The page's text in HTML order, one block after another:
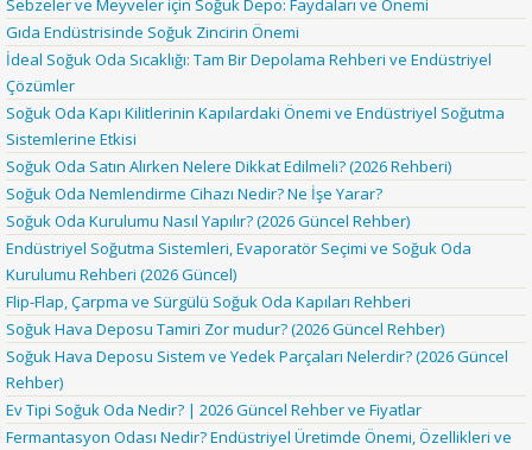
Sebzeler ve Meyveler için Soğuk Depo: Faydaları ve Önemi
Gıda Endüstrisinde Soğuk Zincirin Önemi
İdeal Soğuk Oda Sıcaklığı: Tam Bir Depolama Rehberi ve Endüstriyel
Çözümler
Soğuk Oda Kapı Kilitlerinin Kapılardaki Önemi ve Endüstriyel Soğutma
Sistemlerine Etkisi
Soğuk Oda Satın Alırken Nelere Dikkat Edilmeli? (2026 Rehberi)
Soğuk Oda Nemlendirme Cihazı Nedir? Ne İşe Yarar?
Soğuk Oda Kurulumu Nasıl Yapılır? (2026 Güncel Rehber)
Endüstriyel Soğutma Sistemleri, Evaporatör Seçimi ve Soğuk Oda
Kurulumu Rehberi (2026 Güncel)
Flip-Flap, Çarpma ve Sürgülü Soğuk Oda Kapıları Rehberi
Soğuk Hava Deposu Tamiri Zor mudur? (2026 Güncel Rehber)
Soğuk Hava Deposu Sistem ve Yedek Parçaları Nelerdir? (2026 Güncel
Rehber)
Ev Tipi Soğuk Oda Nedir? | 2026 Güncel Rehber ve Fiyatlar
Fermantasyon Odası Nedir? Endüstriyel Üretimde Önemi, Özellikleri ve